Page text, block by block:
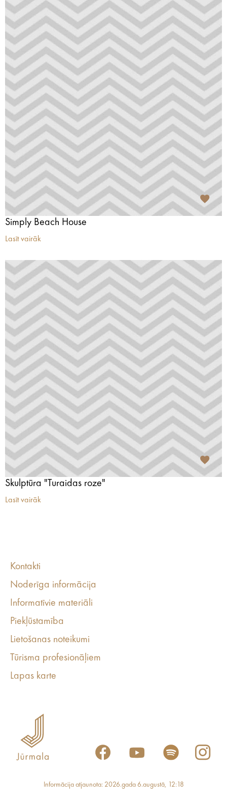
Simply Beach House
Lasīt vairāk
Skulptūra "Turaidas roze"
Lasīt vairāk
Kontakti
Noderīga informācija
Informatīvie materiāli
Piekļūstamība
Lietošanas noteikumi
Tūrisma profesionāļiem
Lapas karte
Informācija atjaunota: 2026.gada 6.augustā, 12:18